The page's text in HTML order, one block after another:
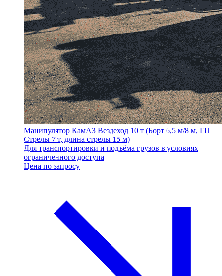
Манипулятор КамАЗ Вездеход 10 т (Борт 6,5 м/8 м, ГП
Стрелы 7 т, длина стрелы 15 м)
Для транспортировки и подъёма грузов в условиях
ограниченного доступа
Цена по запросу